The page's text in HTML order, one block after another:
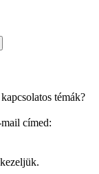
témák?
címed: